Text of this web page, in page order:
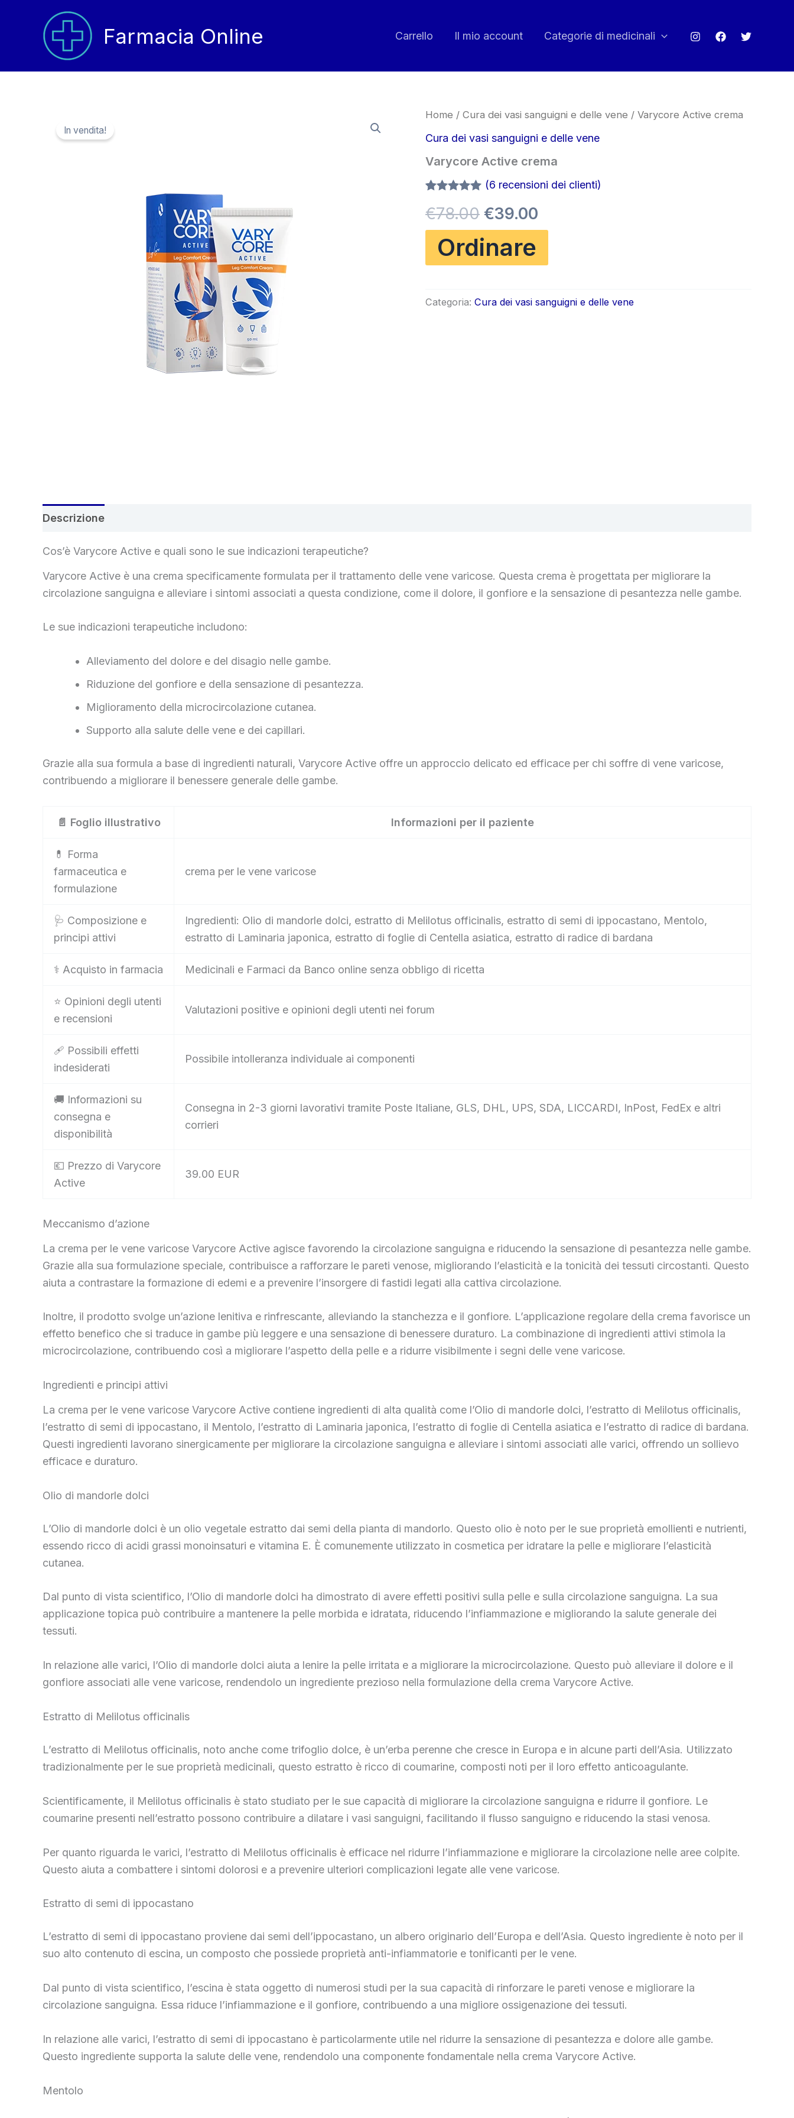
contenuto
Farmacia Online Carrello Il mio account Categorie di medicinali
In vendita!
Home / Cura dei vasi sanguigni e delle vene / Varycore Active crema
Cura dei vasi sanguigni e delle vene
Varycore Active crema
su 5 su
base di
recensioni
(6 recensioni dei clienti)
€78.00 Il
prezzo
originale
€39.00
attuale
Ordinare
Categoria: Cura dei vasi sanguigni e delle vene
Descrizione
Cos’è Varycore Active e quali sono le sue indicazioni terapeutiche?
Varycore Active è una crema specificamente formulata per il trattamento delle vene varicose. Questa crema è progettata per migliorare la
circolazione sanguigna e alleviare i sintomi associati a questa condizione, come il dolore, il gonfiore e la sensazione di pesantezza nelle gambe.
Le sue indicazioni terapeutiche includono:
Alleviamento del dolore e del disagio nelle gambe.
Riduzione del gonfiore e della sensazione di pesantezza.
Miglioramento della microcircolazione cutanea.
Supporto alla salute delle vene e dei capillari.
Grazie alla sua formula a base di ingredienti naturali, Varycore Active offre un approccio delicato ed efficace per chi soffre di vene varicose,
contribuendo a migliorare il benessere generale delle gambe.
📄 Foglio illustrativo Informazioni per il paziente
💊 Forma
farmaceutica e
formulazione
crema per le vene varicose
🩺 Composizione e
principi attivi
Ingredienti: Olio di mandorle dolci, estratto di Melilotus officinalis, estratto di semi di ippocastano, Mentolo,
estratto di Laminaria japonica, estratto di foglie di Centella asiatica, estratto di radice di bardana
⚕️ Acquisto in farmacia Medicinali e Farmaci da Banco online senza obbligo di ricetta
⭐ Opinioni degli utenti
e recensioni
Valutazioni positive e opinioni degli utenti nei forum
🩹 Possibili effetti
indesiderati
Possibile intolleranza individuale ai componenti
🚚 Informazioni su
consegna e
disponibilità
Consegna in 2-3 giorni lavorativi tramite Poste Italiane, GLS, DHL, UPS, SDA, LICCARDI, InPost, FedEx e altri
corrieri
💶 Prezzo di Varycore
Active
39.00 EUR
Meccanismo d’azione
La crema per le vene varicose Varycore Active agisce favorendo la circolazione sanguigna e riducendo la sensazione di pesantezza nelle gambe.
Grazie alla sua formulazione speciale, contribuisce a rafforzare le pareti venose, migliorando l’elasticità e la tonicità dei tessuti circostanti. Questo
aiuta a contrastare la formazione di edemi e a prevenire l’insorgere di fastidi legati alla cattiva circolazione.
Inoltre, il prodotto svolge un’azione lenitiva e rinfrescante, alleviando la stanchezza e il gonfiore. L’applicazione regolare della crema favorisce un
effetto benefico che si traduce in gambe più leggere e una sensazione di benessere duraturo. La combinazione di ingredienti attivi stimola la
microcircolazione, contribuendo così a migliorare l’aspetto della pelle e a ridurre visibilmente i segni delle vene varicose.
Ingredienti e principi attivi
La crema per le vene varicose Varycore Active contiene ingredienti di alta qualità come l’Olio di mandorle dolci, l’estratto di Melilotus officinalis,
l’estratto di semi di ippocastano, il Mentolo, l’estratto di Laminaria japonica, l’estratto di foglie di Centella asiatica e l’estratto di radice di bardana.
Questi ingredienti lavorano sinergicamente per migliorare la circolazione sanguigna e alleviare i sintomi associati alle varici, offrendo un sollievo
efficace e duraturo.
Olio di mandorle dolci
L’Olio di mandorle dolci è un olio vegetale estratto dai semi della pianta di mandorlo. Questo olio è noto per le sue proprietà emollienti e nutrienti,
essendo ricco di acidi grassi monoinsaturi e vitamina E. È comunemente utilizzato in cosmetica per idratare la pelle e migliorare l’elasticità
cutanea.
Dal punto di vista scientifico, l’Olio di mandorle dolci ha dimostrato di avere effetti positivi sulla pelle e sulla circolazione sanguigna. La sua
applicazione topica può contribuire a mantenere la pelle morbida e idratata, riducendo l’infiammazione e migliorando la salute generale dei
tessuti.
In relazione alle varici, l’Olio di mandorle dolci aiuta a lenire la pelle irritata e a migliorare la microcircolazione. Questo può alleviare il dolore e il
gonfiore associati alle vene varicose, rendendolo un ingrediente prezioso nella formulazione della crema Varycore Active.
Estratto di Melilotus officinalis
L’estratto di Melilotus officinalis, noto anche come trifoglio dolce, è un’erba perenne che cresce in Europa e in alcune parti dell’Asia. Utilizzato
tradizionalmente per le sue proprietà medicinali, questo estratto è ricco di coumarine, composti noti per il loro effetto anticoagulante.
Scientificamente, il Melilotus officinalis è stato studiato per le sue capacità di migliorare la circolazione sanguigna e ridurre il gonfiore. Le
coumarine presenti nell’estratto possono contribuire a dilatare i vasi sanguigni, facilitando il flusso sanguigno e riducendo la stasi venosa.
Per quanto riguarda le varici, l’estratto di Melilotus officinalis è efficace nel ridurre l’infiammazione e migliorare la circolazione nelle aree colpite.
Questo aiuta a combattere i sintomi dolorosi e a prevenire ulteriori complicazioni legate alle vene varicose.
Estratto di semi di ippocastano
L’estratto di semi di ippocastano proviene dai semi dell’ippocastano, un albero originario dell’Europa e dell’Asia. Questo ingrediente è noto per il
suo alto contenuto di escina, un composto che possiede proprietà anti-infiammatorie e tonificanti per le vene.
Dal punto di vista scientifico, l’escina è stata oggetto di numerosi studi per la sua capacità di rinforzare le pareti venose e migliorare la
circolazione sanguigna. Essa riduce l’infiammazione e il gonfiore, contribuendo a una migliore ossigenazione dei tessuti.
In relazione alle varici, l’estratto di semi di ippocastano è particolarmente utile nel ridurre la sensazione di pesantezza e dolore alle gambe.
Questo ingrediente supporta la salute delle vene, rendendolo una componente fondamentale nella crema Varycore Active.
Mentolo